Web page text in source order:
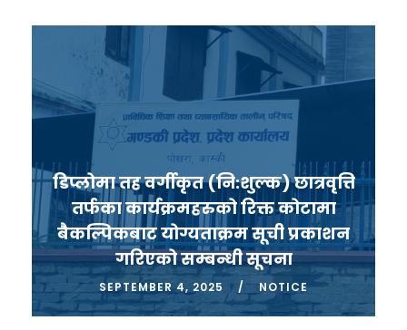
डिप्लोमा तह वर्गीकृत (नि:शुल्क) छात्रवृत्ति
तर्फका कार्यक्रमहरुको रिक्त कोटामा
बैकल्पिकबाट योग्यताक्रम सूची प्रकाशन
गरिएको सम्बन्धी सूचना
SEPTEMBER 4, 2025 NOTICE